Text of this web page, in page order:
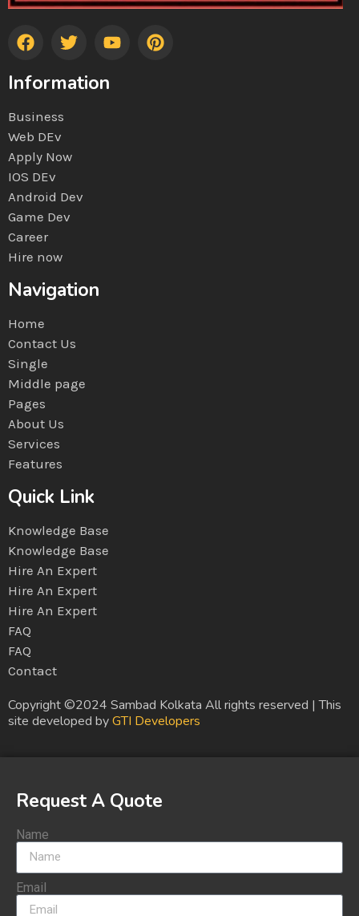
Information
Business
Web DEv
Apply Now
IOS DEv
Android Dev
Game Dev
Career
Hire now
Navigation
Home
Contact Us
Single
Middle page
Pages
About Us
Services
Features
Quick Link
Knowledge Base
Knowledge Base
Hire An Expert
Hire An Expert
Hire An Expert
FAQ
FAQ
Contact
Copyright ©2024 Sambad Kolkata All rights reserved | This
site developed byGTI Developers
Request A Quote
Name
Email